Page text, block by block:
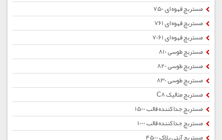
مستربچ قهوه ای 750
مستربچ قهوه ای 761
مستربچ قهوه ای 7061
مستربچ طوسی 810
مستربچ طوسی 820
مستربچ طوسی 830
مستربچ متالیک C8
مستربچ جداکننده قالب 1500
مستربچ جداکننده قالب 1000